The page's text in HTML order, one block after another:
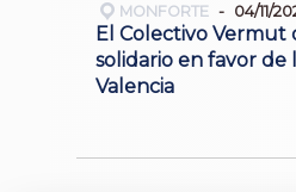
MONFORTE 04/11/
El Colectivo
solidario en favor de
Valencia